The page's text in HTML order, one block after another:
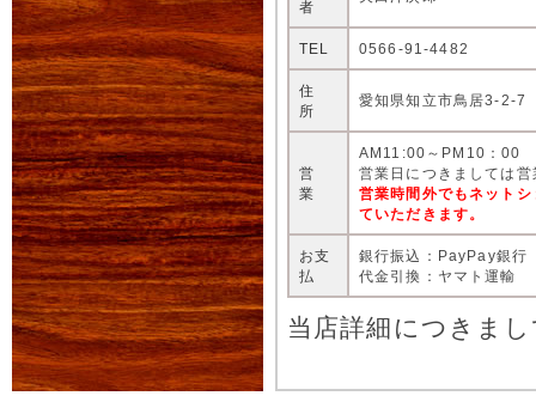
者
TEL 0566-91-4482
住
所
愛知県知立市鳥居3-2-7
営
業
AM11:00～PM10：00
営業日につきましては
営業時間外でもネット
ていただきます。
お支
払
銀行振込：PayPay銀行
代金引換：ヤマト運輸
当店詳細につきま